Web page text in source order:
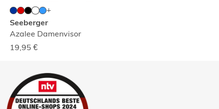
Seeberger
Azalee Damenvisor
19,95 €